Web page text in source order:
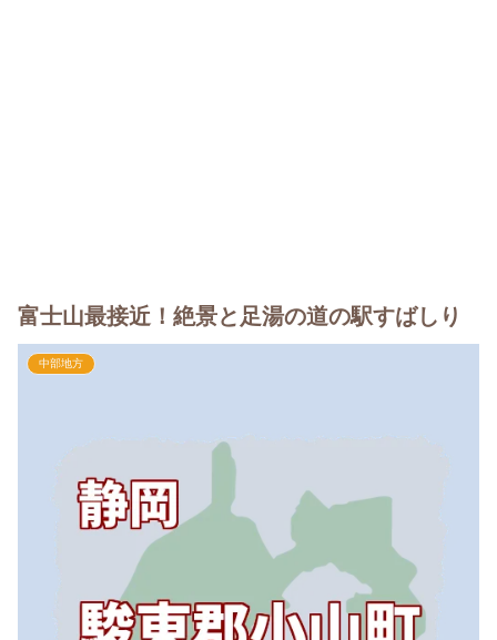
富士山最接近！絶景と足湯の道の駅すばしり
中部地方